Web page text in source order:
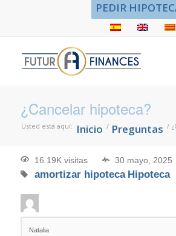
PEDIR
¿Cancelar hipoteca?
Usted está aquí: Inicio / Preguntas /
16.19K visitas 30 mayo, 2025
amortizar hipoteca Hipoteca
Natalia